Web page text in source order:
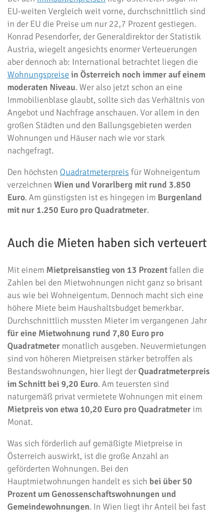
EU-weiten Vergleich weit vorne, durchschnittlich sind
in der EU die Preise um nur 22,7 Prozent gestiegen.
Konrad Pesendorfer, der Generaldirektor der Statistik
Austria, wiegelt angesichts enormer Verteuerungen
aber dennoch ab: International betrachtet liegen die
Wohnungspreise in Österreich noch immer auf einem
moderaten Niveau. Wer also jetzt schon an eine
Immobilienblase glaubt, sollte sich das Verhältnis von
Angebot und Nachfrage anschauen. Vor allem in den
großen Städten und den Ballungsgebieten werden
Wohnungen und Häuser nach wie vor stark
nachgefragt.
Den höchsten Quadratmeterpreis für Wohneigentum
verzeichnen Wien und Vorarlberg mit rund 3.850
Euro. Am günstigsten ist es hingegen im Burgenland
mit nur 1.250 Euro pro Quadratmeter.
Auch die Mieten haben sich verteuert
Mit einem Mietpreisanstieg von 13 Prozentfallen die
Zahlen bei den Mietwohnungen nicht ganz so brisant
aus wie bei Wohneigentum. Dennoch macht sich eine
höhere Miete beim Haushaltsbudget bemerkbar.
Durchschnittlich mussten Mieter im vergangenen Jahr
für eine Mietwohnung rund 7,80 Euro pro
Quadratmeter monatlich ausgeben. Neuvermietungen
sind von höheren Mietpreisen stärker betroffen als
Bestandswohnungen, hier liegt derQuadratmeterpreis
im Schnitt bei 9,20 Euro. Am teuersten sind
naturgemäß privat vermietete Wohnungen mit einem
Mietpreis von etwa 10,20 Euro pro Quadratmeter im
Monat.
Was sich förderlich auf gemäßigte Mietpreise in
Österreich auswirkt, ist die große Anzahl an
geförderten Wohnungen. Bei den
Hauptmietwohnungen handelt es sich bei über 50
Prozent um Genossenschaftswohnungen und
Gemeindewohnungen. In Wien liegt ihr Anteil bei fast